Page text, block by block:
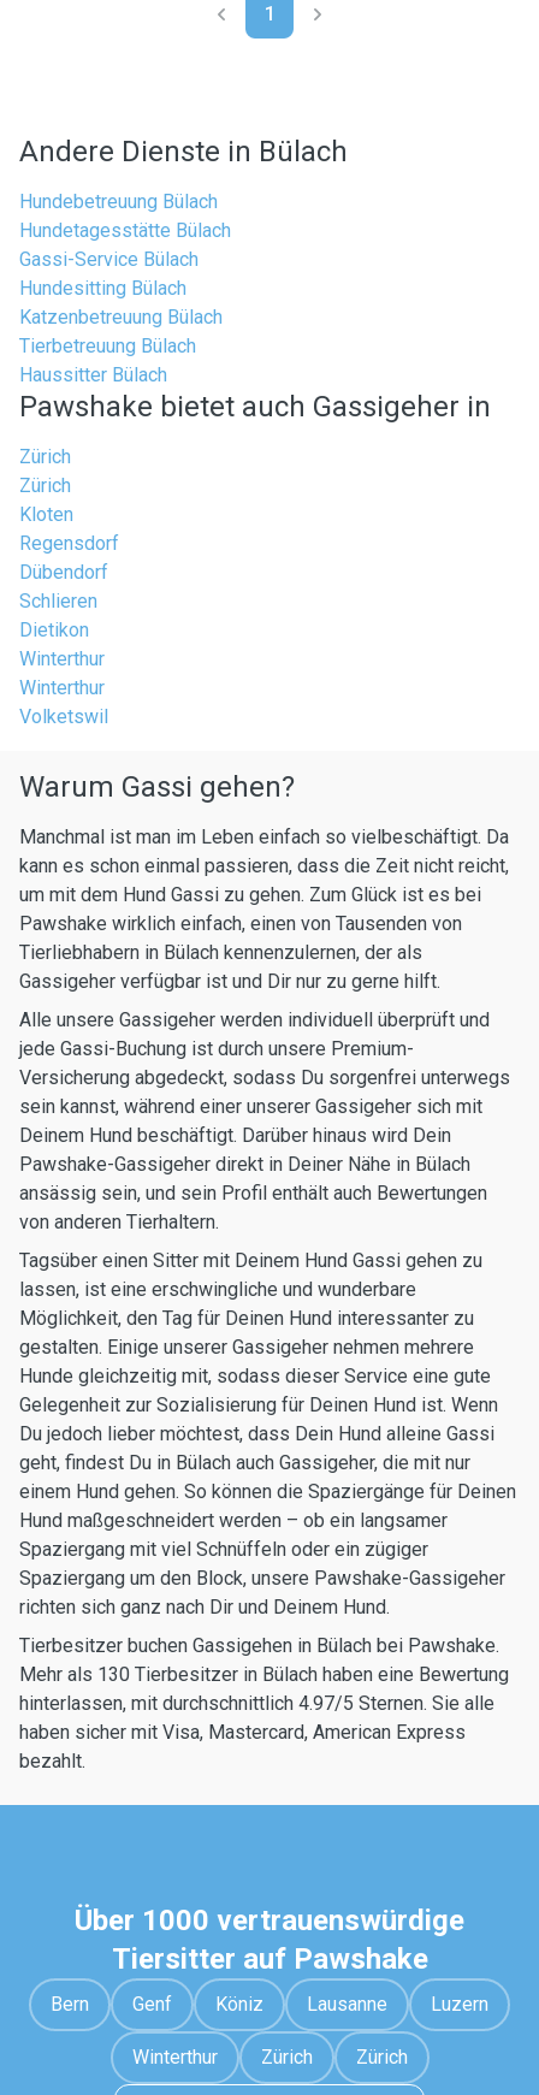
1
Andere Dienste in Bülach
Hundebetreuung Bülach
Hundetagesstätte Bülach
Gassi-Service Bülach
Hundesitting Bülach
Katzenbetreuung Bülach
Tierbetreuung Bülach
Haussitter Bülach
Pawshake bietet auch Gassigeher in
Zürich
Zürich
Kloten
Regensdorf
Dübendorf
Schlieren
Dietikon
Winterthur
Winterthur
Volketswil
Warum Gassi gehen?
Manchmal ist man im Leben einfach so vielbeschäftigt. Da
kann es schon einmal passieren, dass die Zeit nicht reicht,
um mit dem Hund Gassi zu gehen. Zum Glück ist es bei
Pawshake wirklich einfach, einen von Tausenden von
Tierliebhabern in Bülach kennenzulernen, der als
Gassigeher verfügbar ist und Dir nur zu gerne hilft.
Alle unsere Gassigeher werden individuell überprüft und
jede Gassi-Buchung ist durch unsere Premium-
Versicherung abgedeckt, sodass Du sorgenfrei unterwegs
sein kannst, während einer unserer Gassigeher sich mit
Deinem Hund beschäftigt. Darüber hinaus wird Dein
Pawshake-Gassigeher direkt in Deiner Nähe in Bülach
ansässig sein, und sein Profil enthält auch Bewertungen
von anderen Tierhaltern.
Tagsüber einen Sitter mit Deinem Hund Gassi gehen zu
lassen, ist eine erschwingliche und wunderbare
Möglichkeit, den Tag für Deinen Hund interessanter zu
gestalten. Einige unserer Gassigeher nehmen mehrere
Hunde gleichzeitig mit, sodass dieser Service eine gute
Gelegenheit zur Sozialisierung für Deinen Hund ist. Wenn
Du jedoch lieber möchtest, dass Dein Hund alleine Gassi
geht, findest Du in Bülach auch Gassigeher, die mit nur
einem Hund gehen. So können die Spaziergänge für Deinen
Hund maßgeschneidert werden – ob ein langsamer
Spaziergang mit viel Schnüffeln oder ein zügiger
Spaziergang um den Block, unsere Pawshake-Gassigeher
richten sich ganz nach Dir und Deinem Hund.
Tierbesitzer buchen Gassigehen in Bülach bei Pawshake.
Mehr als 130 Tierbesitzer in Bülach haben eine Bewertung
hinterlassen, mit durchschnittlich 4.97/5 Sternen. Sie alle
haben sicher mit Visa, Mastercard, American Express
bezahlt.
Über 1000 vertrauenswürdige
Tiersitter auf Pawshake
Bern Genf Köniz Lausanne Luzern
Winterthur Zürich Zürich